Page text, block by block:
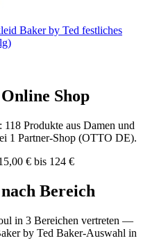
Baker by Ted festliches
Online Shop
Produkte aus Damen und
1 Partner-Shop (OTTO DE).
€ bis 124 €
nach Bereich
in 3 Bereichen vertreten —
by Ted Baker-Auswahl in